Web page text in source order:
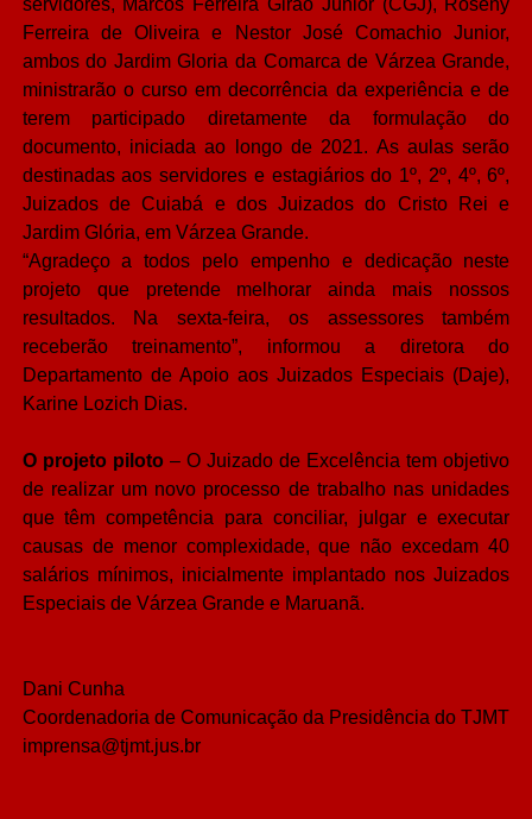
servidores, Marcos Ferreira Girão Júnior (CGJ), Roseny
Ferreira de Oliveira e Nestor José Comachio Junior,
ambos do Jardim Gloria da Comarca de Várzea Grande,
ministrarão o curso em decorrência da experiência e de
terem participado diretamente da formulação do
documento, iniciada ao longo de 2021. As aulas serão
destinadas aos servidores e estagiários do 1º, 2º, 4º, 6º,
Juizados de Cuiabá e dos Juizados do Cristo Rei e
Jardim Glória, em Várzea Grande.
“Agradeço a todos pelo empenho e dedicação neste
projeto que pretende melhorar ainda mais nossos
resultados. Na sexta-feira, os assessores também
receberão treinamento”, informou a diretora do
Departamento de Apoio aos Juizados Especiais (Daje),
Karine Lozich Dias.
O projeto piloto – O Juizado de Excelência tem objetivo
de realizar um novo processo de trabalho nas unidades
que têm competência para conciliar, julgar e executar
causas de menor complexidade, que não excedam 40
salários mínimos, inicialmente implantado nos Juizados
Especiais de Várzea Grande e Maruanã.
Dani Cunha
Coordenadoria de Comunicação da Presidência do TJMT
imprensa@tjmt.jus.br